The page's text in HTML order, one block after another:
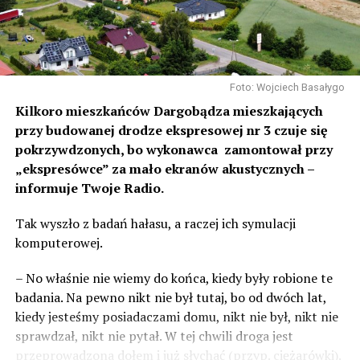
Foto: Wojciech Basałygo
Kilkoro mieszkańców Dargobądza mieszkających
przy budowanej drodze ekspresowej nr 3 czuje się
pokrzywdzonych, bo wykonawca zamontował przy
„ekspresówce” za mało ekranów akustycznych –
informuje Twoje Radio.
Tak wyszło z badań hałasu, a raczej ich symulacji
komputerowej.
– No właśnie nie wiemy do końca, kiedy były robione te
badania. Na pewno nikt nie był tutaj, bo od dwóch lat,
kiedy jesteśmy posiadaczami domu, nikt nie był, nikt nie
sprawdzał, nikt nie pytał. W tej chwili droga jest
przeprowadzona dołem i już słychać (przyp. ciężarówki).